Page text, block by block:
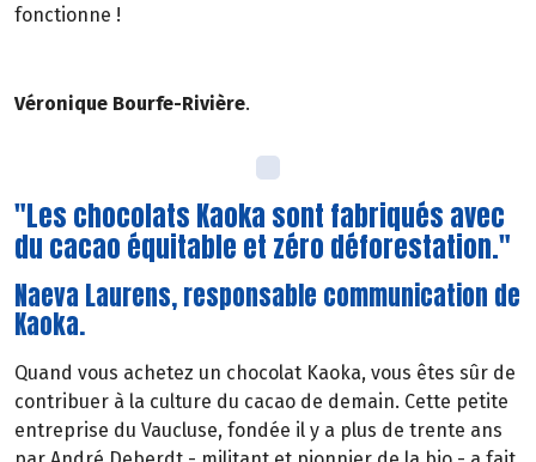
fonctionne !
Véronique Bourfe-Rivière.
"Les chocolats Kaoka sont fabriqués avec
du cacao équitable et zéro déforestation."
Naeva Laurens, responsable communication de
Kaoka.
Quand vous achetez un chocolat Kaoka, vous êtes sûr de
contribuer à la culture du cacao de demain. Cette petite
entreprise du Vaucluse, fondée il y a plus de trente ans